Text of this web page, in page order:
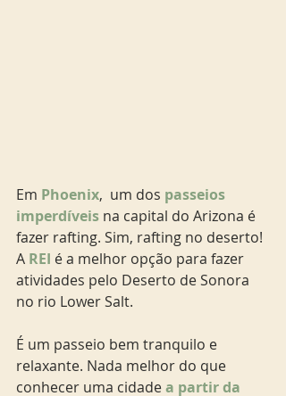
Em Phoenix,  um dos passeios
imperdíveis na capital do Arizona é
fazer rafting. Sim, rafting no deserto!
A REI é a melhor opção para fazer
atividades pelo Deserto de Sonora
no rio Lower Salt.
É um passeio bem tranquilo e
relaxante. Nada melhor do que
conhecer uma cidade a partir da